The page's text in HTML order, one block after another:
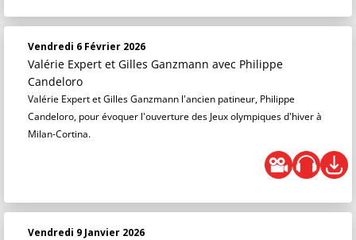
Vendredi 6 Février 2026
Valérie Expert et Gilles Ganzmann avec Philippe
Candeloro
Valérie Expert et Gilles Ganzmann l'ancien patineur, Philippe
Candeloro, pour évoquer l'ouverture des Jeux olympiques d'hiver à
Milan-Cortina.
Vendredi 9 Janvier 2026